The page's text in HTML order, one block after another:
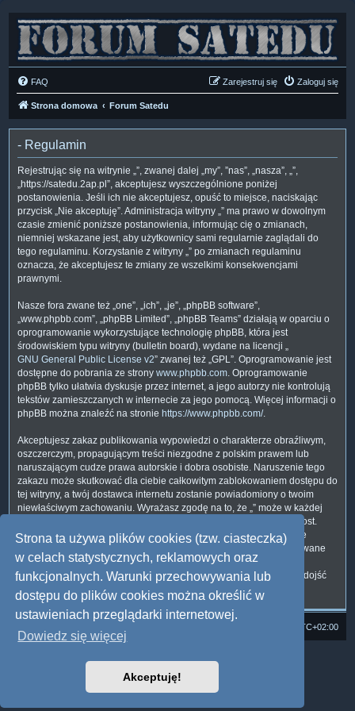
Strona ta używa plików cookies (tzw. ciasteczka)
w celach statystycznych, reklamowych oraz
funkcjonalnych. Warunki przechowywania lub
dostępu do plików cookies można określić w
ustawieniach przeglądarki internetowej.
Dowiedz się więcej
Akceptuję!
FAQ Zaloguj się
Zarejestruj się
Strona domowa Forum Satedu
- Regulamin
Rejestrując się na witrynie „”, zwanej dalej „my”, ”nas”, „nasza”, „”,
„https://satedu.2ap.pl”, akceptujesz wyszczególnione poniżej
postanowienia. Jeśli ich nie akceptujesz, opuść to miejsce, naciskając
przycisk „Nie akceptuję”. Administracja witryny „” ma prawo w dowolnym
czasie zmienić poniższe postanowienia, informując cię o zmianach,
niemniej wskazane jest, aby użytkownicy sami regularnie zaglądali do
tego regulaminu. Korzystanie z witryny „” po zmianach regulaminu
oznacza, że akceptujesz te zmiany ze wszelkimi konsekwencjami
prawnymi.
Nasze fora zwane też „one”, „ich”, „je”, „phpBB software”,
„www.phpbb.com”, „phpBB Limited”, „phpBB Teams” działają w oparciu o
oprogramowanie wykorzystujące technologię phpBB, która jest
środowiskiem typu witryny (bulletin board), wydane na licencji „
GNU General Public License v2” zwanej też „GPL”. Oprogramowanie jest
dostępne do pobrania ze strony www.phpbb.com. Oprogramowanie
phpBB tylko ułatwia dyskusje przez internet, a jego autorzy nie kontrolują
tekstów zamieszczanych w internecie za jego pomocą. Więcej informacji o
phpBB można znaleźć na stronie https://www.phpbb.com/.
Akceptujesz zakaz publikowania wypowiedzi o charakterze obraźliwym,
oszczerczym, propagującym treści niezgodne z polskim prawem lub
naruszającym cudze prawa autorskie i dobra osobiste. Naruszenie tego
zakazu może skutkować dla ciebie całkowitym zablokowaniem dostępu do
tej witryny, a twój dostawca internetu zostanie powiadomiony o twoim
niewłaściwym zachowaniu. Wyrażasz zgodę na to, że „” może w każdej
chwili usunąć, zmienić, przenieść lub zamknąć każdy twój temat, post.
Wyrażasz zgodę na zapisywanie wszystkich podanych przez ciebie
informacji w naszej bazie danych. Informacje te nie będą przekazywane
nikomu bez twojej zgody, ale ani „”, ani phpBB nie ponosi
odpowiedzialności za włamania do witryny, podczas których może dojść
do kradzieży danych.
UTC+02:00
Style: Multi Design by Joyce&Luna
Zasady ochrony danych osobowych